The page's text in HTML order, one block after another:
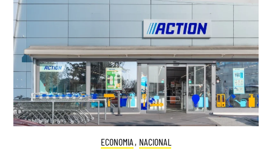
ECONOMIA , NACIONAL